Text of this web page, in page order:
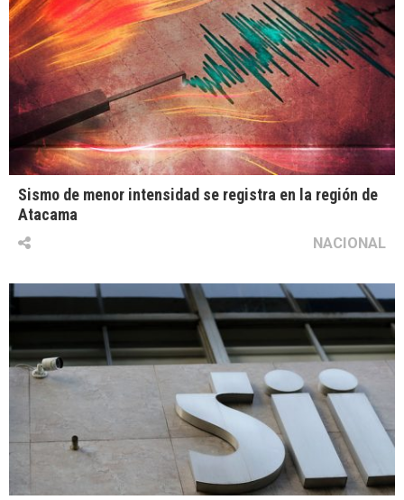
Sismo de menor intensidad se registra en la región de
Atacama
NACIONAL